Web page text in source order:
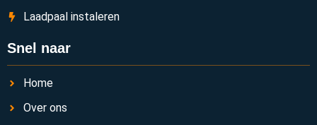
Laadpaal instaleren
Snel naar
Home
Over ons